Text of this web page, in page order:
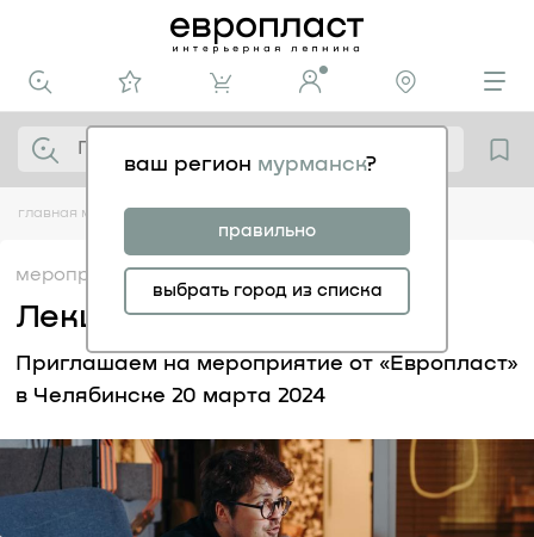
ваш регион мурманск?
правильно
выбрать город из списка
главная медиацентр мероприятия лекция в челябинске
мероприятия 06.03
Лекция в Челябинске
Приглашаем на мероприятие от «Европласт»
в Челябинске 20 марта 2024